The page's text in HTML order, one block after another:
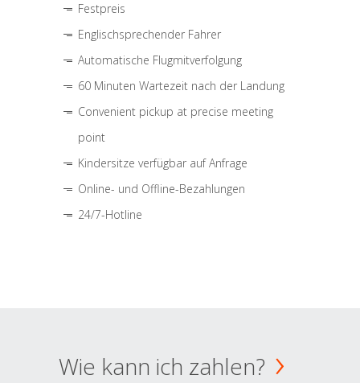
Festpreis
Englischsprechender Fahrer
Automatische Flugmitverfolgung
60 Minuten Wartezeit nach der Landung
Convenient pickup at precise meeting
point
Kindersitze verfügbar auf Anfrage
Online- und Offline-Bezahlungen
24/7-Hotline
Wie kann ich zahlen?